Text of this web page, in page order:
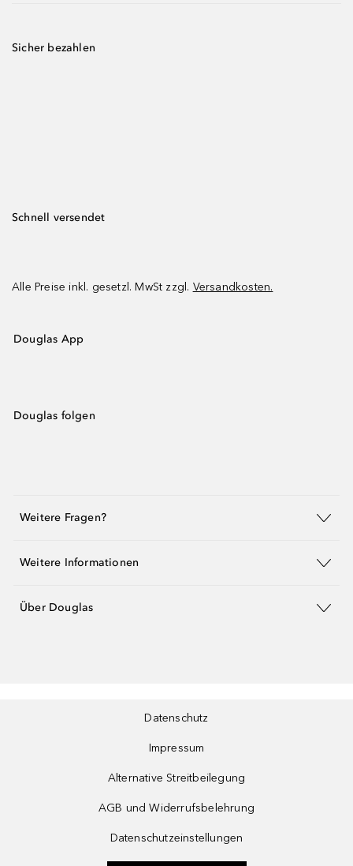
Sicher bezahlen
Schnell versendet
Alle Preise inkl. gesetzl. MwSt zzgl. Versandkosten.
Douglas App
Douglas folgen
Weitere Fragen?
Weitere Informationen
Über Douglas
Datenschutz
Impressum
Alternative Streitbeilegung
AGB und Widerrufsbelehrung
Datenschutzeinstellungen